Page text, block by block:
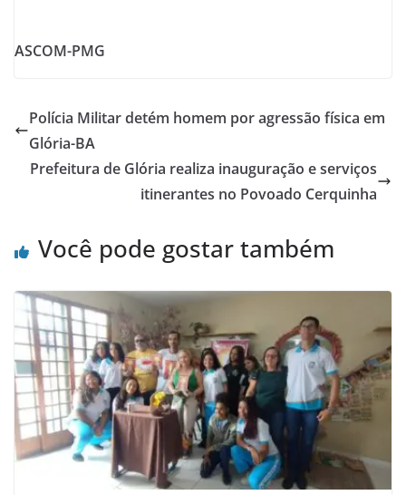
ASCOM-PMG
Polícia Militar detém homem por agressão física em
Glória-BA
Prefeitura de Glória realiza inauguração e serviços
itinerantes no Povoado Cerquinha
Você pode gostar também